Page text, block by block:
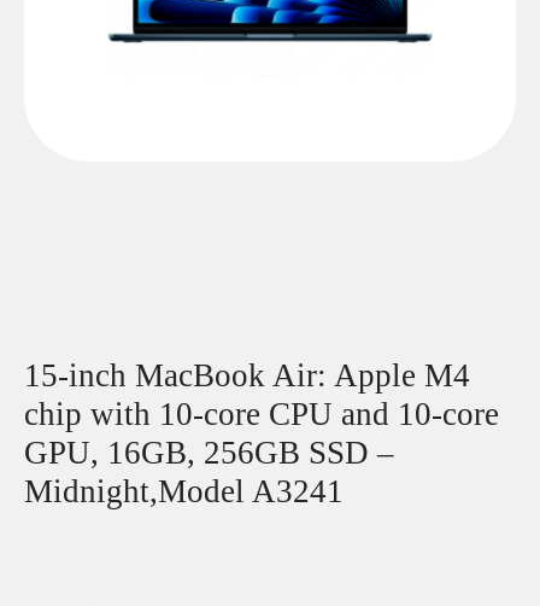
15-inch MacBook Air: Apple M4
chip with 10-core CPU and 10-core
GPU, 16GB, 256GB SSD –
Midnight,Model A3241